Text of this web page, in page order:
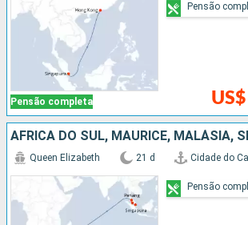
Pensão completa
Pensão
Queen Elizabeth 21 d Cidade do
Pensão